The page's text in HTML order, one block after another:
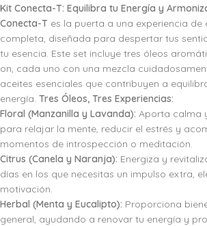
Kit Conecta-T: Equilibra tu Energía y
Conecta-T es la puerta a una experiencia
completa, diseñada para despertar tus
tu esencia. Este set incluye tres óleos
on, cada uno con una mezcla
aceites esenciales que contribuyen a
energía. Tres Óleos, Tres Experiencias:
Floral (Manzanilla y Lavanda): Aporta calma
para relajar la mente, reducir el estrés y
momentos de introspección o meditación.
Citrus (Canela y Naranja): Energiza y
días en los que necesitas un impulso extra,
motivación.
Herbal (Menta y Eucalipto): Proporciona
general, ayudando a renovar tu energía y